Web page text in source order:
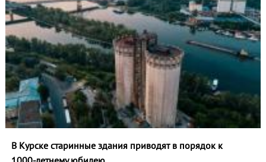
В Курске старинные здания приводят в порядок к